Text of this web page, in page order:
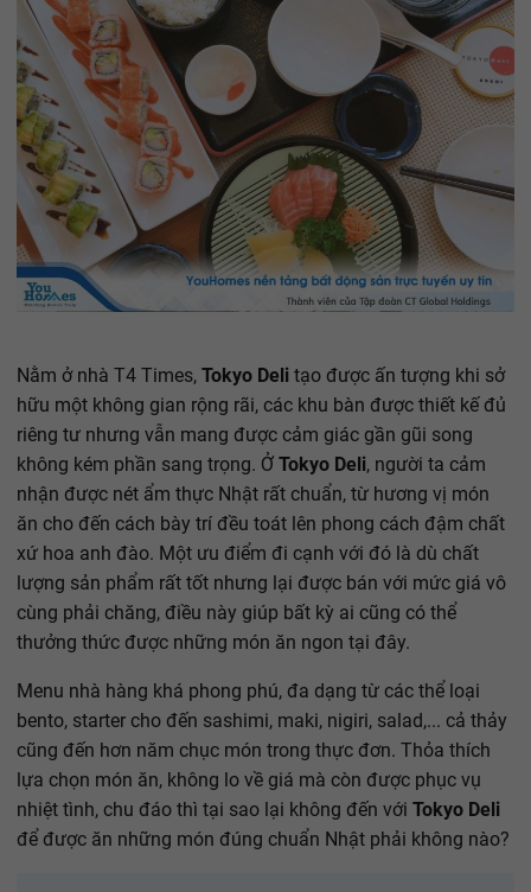
Nằm ở nhà T4 Times, Tokyo Deli tạo được ấn tượng khi sở
hữu một không gian rộng rãi, các khu bàn được thiết kế đủ
riêng tư nhưng vẫn mang được cảm giác gần gũi song
không kém phần sang trọng. Ở Tokyo Deli, người ta cảm
nhận được nét ẩm thực Nhật rất chuẩn, từ hương vị món
ăn cho đến cách bày trí đều toát lên phong cách đậm chất
xứ hoa anh đào. Một ưu điểm đi cạnh với đó là dù chất
lượng sản phẩm rất tốt nhưng lại được bán với mức giá vô
cùng phải chăng, điều này giúp bất kỳ ai cũng có thể
thưởng thức được những món ăn ngon tại đây.
Menu nhà hàng khá phong phú, đa dạng từ các thể loại
bento, starter cho đến sashimi, maki, nigiri, salad,... cả thảy
cũng đến hơn năm chục món trong thực đơn. Thỏa thích
lựa chọn món ăn, không lo về giá mà còn được phục vụ
nhiệt tình, chu đáo thì tại sao lại không đến với Tokyo Deli
để được ăn những món đúng chuẩn Nhật phải không nào?